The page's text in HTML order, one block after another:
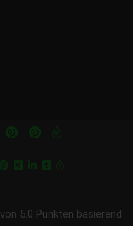
von 5.0 Punkten basierend